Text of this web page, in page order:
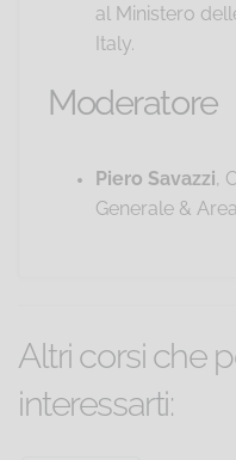
al Ministero
Italy.
Moderatore
Piero Savazzi,
Generale &
Altri corsi che
interessarti: